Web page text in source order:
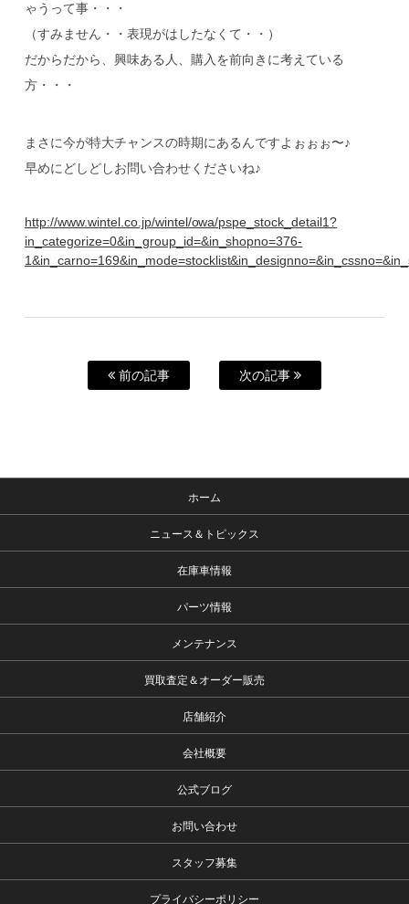
ゃうって事・・・
（すみません・・表現がはしたなくて・・）
だからだから、興味ある人、購入を前向きに考えている
方・・・
まさに今が特大チャンスの時期にあるんですよぉぉぉ〜♪
早めにどしどしお問い合わせくださいね♪
http://www.wintel.co.jp/wintel/owa/pspe_stock_detail1?
in_categorize=0&in_group_id=&in_shopno=376-
前の記事 次の記事
ホーム
ニュース＆トピックス
在庫車情報
パーツ情報
メンテナンス
買取査定＆オーダー販売
店舗紹介
会社概要
公式ブログ
お問い合わせ
スタッフ募集
プライバシーポリシー